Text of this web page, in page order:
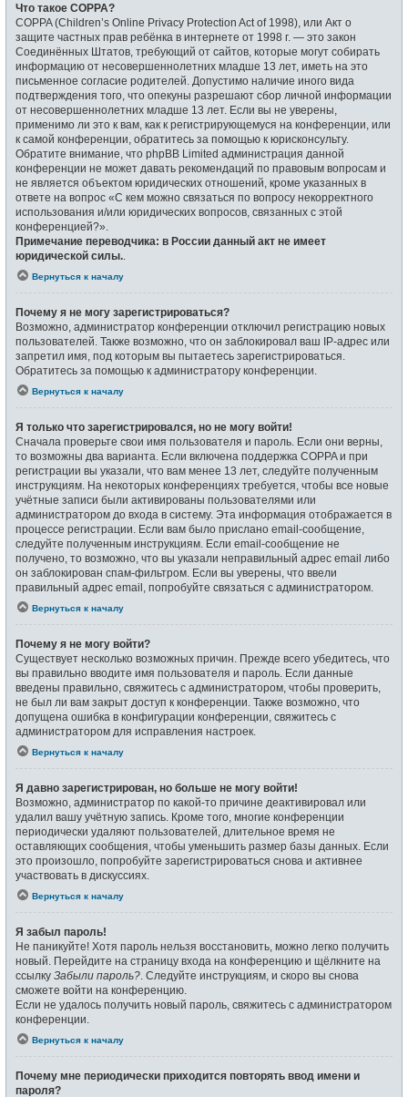
Что такое COPPA?
COPPA (Children’s Online Privacy Protection Act of 1998), или Акт о
защите частных прав ребёнка в интернете от 1998 г. — это закон
Соединённых Штатов, требующий от сайтов, которые могут собирать
информацию от несовершеннолетних младше 13 лет, иметь на это
письменное согласие родителей. Допустимо наличие иного вида
подтверждения того, что опекуны разрешают сбор личной информации
от несовершеннолетних младше 13 лет. Если вы не уверены,
применимо ли это к вам, как к регистрирующемуся на конференции, или
к самой конференции, обратитесь за помощью к юрисконсульту.
Обратите внимание, что phpBB Limited администрация данной
конференции не может давать рекомендаций по правовым вопросам и
не является объектом юридических отношений, кроме указанных в
ответе на вопрос «С кем можно связаться по вопросу некорректного
использования и/или юридических вопросов, связанных с этой
конференцией?».
Примечание переводчика: в России данный акт не имеет
юридической силы.
Вернуться к началу
Почему я не могу зарегистрироваться?
Возможно, администратор конференции отключил регистрацию новых
пользователей. Также возможно, что он заблокировал ваш IP-адрес или
запретил имя, под которым вы пытаетесь зарегистрироваться.
Обратитесь за помощью к администратору конференции.
Вернуться к началу
Я только что зарегистрировался, но не могу войти!
Сначала проверьте свои имя пользователя и пароль. Если они верны,
то возможны два варианта. Если включена поддержка COPPA и при
регистрации вы указали, что вам менее 13 лет, следуйте полученным
инструкциям. На некоторых конференциях требуется, чтобы все новые
учётные записи были активированы пользователями или
администратором до входа в систему. Эта информация отображается в
процессе регистрации. Если вам было прислано email-сообщение,
следуйте полученным инструкциям. Если email-сообщение не
получено, то возможно, что вы указали неправильный адрес email либо
он заблокирован спам-фильтром. Если вы уверены, что ввели
правильный адрес email, попробуйте связаться с администратором.
Вернуться к началу
Почему я не могу войти?
Существует несколько возможных причин. Прежде всего убедитесь, что
вы правильно вводите имя пользователя и пароль. Если данные
введены правильно, свяжитесь с администратором, чтобы проверить,
не был ли вам закрыт доступ к конференции. Также возможно, что
допущена ошибка в конфигурации конференции, свяжитесь с
администратором для исправления настроек.
Вернуться к началу
Я давно зарегистрирован, но больше не могу войти!
Возможно, администратор по какой-то причине деактивировал или
удалил вашу учётную запись. Кроме того, многие конференции
периодически удаляют пользователей, длительное время не
оставляющих сообщения, чтобы уменьшить размер базы данных. Если
это произошло, попробуйте зарегистрироваться снова и активнее
участвовать в дискуссиях.
Вернуться к началу
Я забыл пароль!
Не паникуйте! Хотя пароль нельзя восстановить, можно легко получить
новый. Перейдите на страницу входа на конференцию и щёлкните на
ссылку Забыли пароль? . Следуйте инструкциям, и скоро вы снова
сможете войти на конференцию.
Если не удалось получить новый пароль, свяжитесь с администратором
конференции.
Вернуться к началу
Почему мне периодически приходится повторять ввод имени и
пароля?